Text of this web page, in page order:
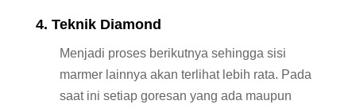
4. Teknik Diamond
Menjadi proses berikutnya sehingga sisi
marmer lainnya akan terlihat lebih rata. Pada
saat ini setiap goresan yang ada maupun